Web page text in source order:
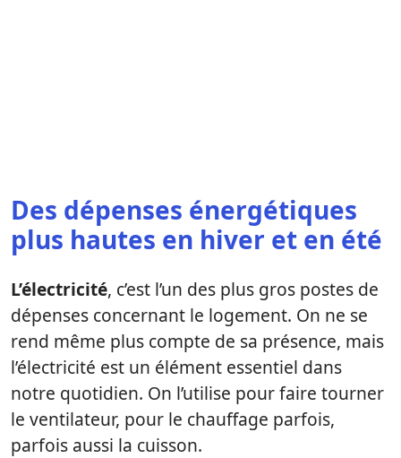
Des dépenses énergétiques
plus hautes en hiver et en été
L’électricité, c’est l’un des plus gros postes de
dépenses concernant le logement. On ne se
rend même plus compte de sa présence, mais
l’électricité est un élément essentiel dans
notre quotidien. On l’utilise pour faire tourner
le ventilateur, pour le chauffage parfois,
parfois aussi la cuisson.